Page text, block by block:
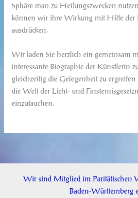
Sphäre man zu Heilungszwecken
können wir ihre Wirkung mit Hilfe der
ausdrücken.
Wir laden Sie herzlich ein gemeinsam
interessante Biographie der Künstlerin
gleichzeitig die Gelegenheit zu
die Welt der Licht- und
einzutauchen.
Wir sind Mitglied im Paritätischen
Baden-Württemberg